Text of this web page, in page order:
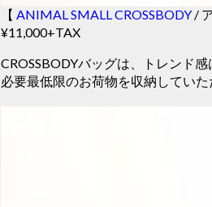
【 ANIMAL SMALL CROSSBODY /
¥11,000+TAX
CROSSBODYバッグは、トレンド感
必要最低限のお荷物を収納していた